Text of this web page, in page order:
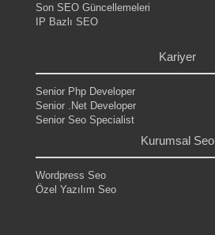
Son SEO Güncellemeleri
IP Bazlı SEO
Kariyer
Senior Php Developer
Senior .Net Developer
Senior Seo Specialist
Kurumsal Seo
Wordpress Seo
Özel Yazılım Seo